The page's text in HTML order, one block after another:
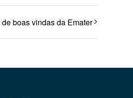
boas vindas da Emater